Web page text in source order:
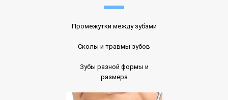
Промежутки между зубами
Сколы и травмы зубов
Зубы разной формы и
размера